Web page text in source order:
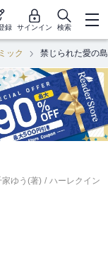
録 サインイン 検索
ック 禁じられた愛の島
家ゆう(著) / ハーレクイン